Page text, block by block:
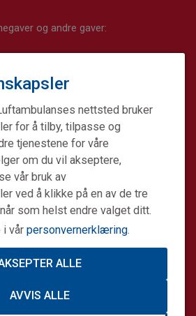
nettsted bruker
for å tilby, tilpasse og
tjenestene for våre
om du vil akseptere,
vår bruk av
ved å klikke på en av de tre
som helst endre valget ditt.
i vår personvernerklæring.
ALLE
AVVIS ALLE
og andre gaver:
er en ideell stiftelse.
avansert prehospital akuttmedisin.